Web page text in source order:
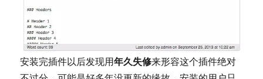
安装完插件以后发现用年久失修来形容这个插件绝对